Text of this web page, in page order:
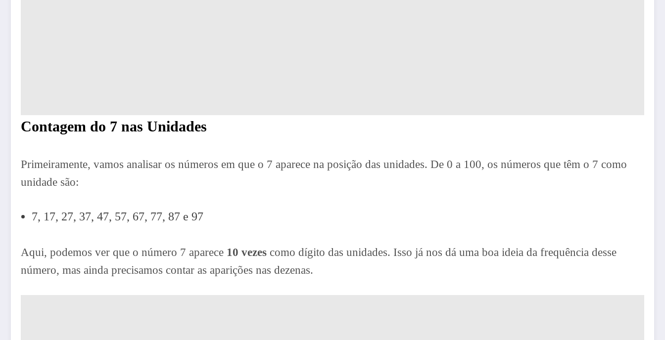
Contagem do 7 nas Unidades
Primeiramente, vamos analisar os números em que o 7 aparece na posição das unidades. De 0 a 100, os números que têm o 7 como
unidade são:
7, 17, 27, 37, 47, 57, 67, 77, 87 e 97
Aqui, podemos ver que o número 7 aparece 10 vezes como dígito das unidades. Isso já nos dá uma boa ideia da frequência desse
número, mas ainda precisamos contar as aparições nas dezenas.